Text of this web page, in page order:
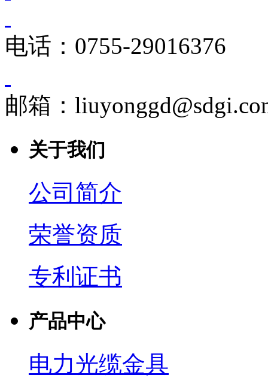
电话：0755-29016376
邮箱：
关于我们
公司简介
荣誉资质
专利证书
产品中心
电力光缆金具